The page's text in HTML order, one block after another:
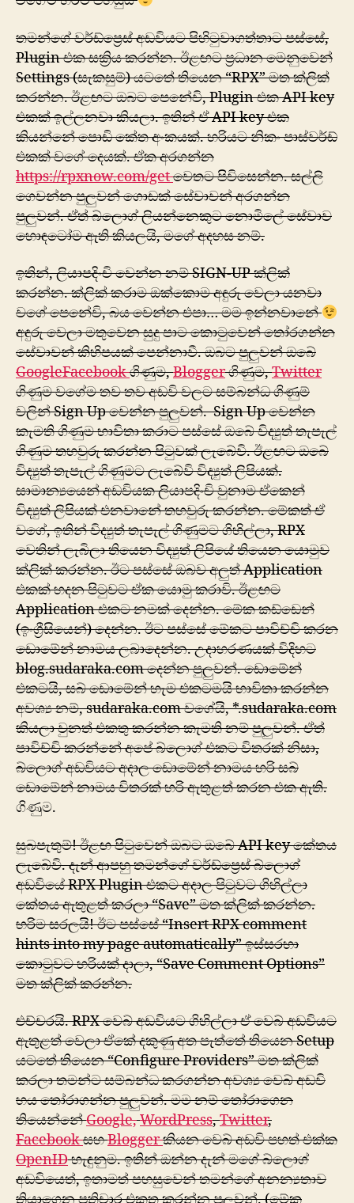
තමන්ගේ වර්ඩ්ප්‍රෙස් අඩවියට පිහිටුවාගත්තාට පස්සේ,
Plugin එක සක්‍රිය කරන්න. ඊළඟට ප්‍රධාන මෙනුවෙන්
Settings (සැකසුම්) යටතේ තියෙන “RPX” මත ක්ලික්
කරන්න. ඊළඟට ඔබ‍ට පෙනේවි, Plugin එක API key
එකක් ඉල්ලනවා කියලා. ඉතින් ඒ API key එක
කියන්නේ පොඩි කේත අංකයක්. හරියට නිකං පාස්වර්ඩ්
එකක් වගේ දෙයක්. ඒක අරගන්න
https://rpxnow.com/getවෙතට පිවිසෙන්න. සල්ලි
ගෙවන්න පුලුවන් ගොඩක් සේවාවන් අරගන්න
පුලුවන්. ඒත් බ්ලොග් ලියන්නෙකුට නොමිලේ සේවාව
හොඳටෝම ඇති කියලයි, ‍මගේ අදහස නම්.
ඉතින්, ලියාපදිංචි වෙන්න නම් SIGN-UP ක්ලික්
කරන්න. ක්ලික් කරාම ඔක්කොම අඳුරු වෙලා යනවා
වගේ පෙනේවි, බය වෙන්න එපා… මම ඉන්නවානේ
අඳුරු වෙලා මතුවෙන සුදු පාට කොටුවෙන් තෝරගන්න
සේවාවන් කිහිපයක් පෙන්නාවී. ඔබට පුලුවන් ඔබේ
GoogleFacebookගිණුම,Bloggerගිණුම,Twitter
ගිණුම වගේම තව තව අඩවි වලට සම්බන්ධ ගිණුම්
වලින් Sign Up වෙන්න පුලුවන්. Sign Up වෙන්න
කැමති ගිණුම භාවිතා කරාට පස්සේ ඔබේ විද්‍යුත් තැපැල්
ගිණුම තහවුරු කරන්න පිටුවක් ලැබේවි. ඊළඟට ඔබේ
විද්‍යුත් තැපැල් ගිණුමට ලැබේවි විද්‍යුත් ලිපියක්.
සාමාන්‍යයෙන් අඩවියක ලියාපදිංචි වුනාම ඒකෙන්
‍විද්‍යුත් ලිපියක් එනවානේ තහවුරු කරන්න. මේකත් ඒ
වගේ, ඉතින් විද්‍යුත් තැපැල් ගිණුමට ගිහිල්ලා, RPX
වෙතින් ලැබිලා තියෙන විද්‍යුත් ලිපියේ තියෙන යොමුව
ක්ලික් කරන්න. ඊට පස්සේ ඔබව අලුත් Application
එකක් හදන පිටුවට ඒක යොමු කරාවි. ඊළඟට
Application එකට නමක් දෙන්න. මේක කඩ්ඩෙන්
(ඉංග්‍රීසියෙන්) දෙන්න. ඊට පස්සේ මේකට පාවිච්චි කරන
ඩොමේන් නාමය ලබාදෙන්න. උදාහරණයක් විදිහට
blog.sudaraka.com දෙන්න පුලුවන්. ඩොමේන්
එකටයි, සබ් ඩොමේන් හැම එකටමයි භාවිතා කරන්න
අවශ්‍ය නම්, sudaraka.com වගේයි, *.sudaraka.com
කියලා වුනත් එකතු කරන්න කැමති නම් පුලුවන්. ඒත්
පාවිච්චි කරන්නේ අපේ බ්ලොග් එකට විතරක් නිසා,
බ්ලොග් අඩවියට අදාල ඩොමේන් නාමය හරි සබ්
ඩොමේන් නාමය විතරක් හරි ඇතුළත් කරන එක ඇති.
ගිණුම.
සුබපැතුම්! ඊළඟ පිටුවෙන් ඔබට ඔබේ API key ‍‍කේතය
ලැබේවි. දැන් ආපහු තමන්ගේ වර්ඩ්ප්‍රෙස් බ්ලොග්
අඩවියේ RPX Plugin එකට අදාල පිටුවට ගිහිල්ලා
කේතය ඇතුළත් කරලා “Save” මත ක්ලික් කරන්න.
හරිම සරලයි! ඊට පස්සේ “Insert RPX comment
hints into my page automatically” ඉස්සරහා
‍කොටුවට හරියක් දාලා, “Save Comment Options”
මත ක්ලික් කරන්න.
එච්චරයි. RPX වෙබ් අඩවියට ගිහිල්ලා ඒ වෙබ් අඩවියට
ඇතුළත් වෙලා ඒකේ දකුණු අත පැත්තේ තියෙන Setup
යටතේ තියෙන “Configure Providers” මත ක්ලික්
කරලා තමන්ට සම්බන්ධ කරගන්න අවශ්‍ය වෙබ් අඩවි
හය තෝරාගන්න පුලුවන්. මම නම් තෝරාගෙන
තියෙන්නේGoogle,WordPress,Twitter,
FacebookසහBloggerකියන වෙබ් අඩවි පහත් එක්ක
OpenIDහැඳුනුම. ඉතින් ඔන්න දැන් මගේ බ්ලොග්
අඩවියෙත්, ඉතාමත් පහසුවෙන් තමන්ගේ අනන්‍යතාව